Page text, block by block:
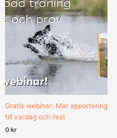
Gratis webinar: Mer apportering
till vardag och fest
0 kr